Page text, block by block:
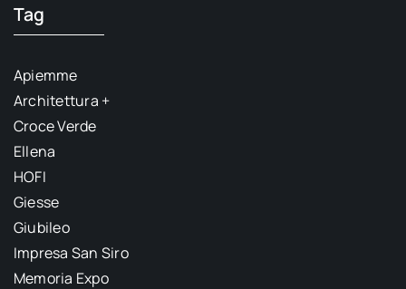
Tag
Apiemme
Architettura +
Croce Verde
Ellena
HOFI
Giesse
Giubileo
Impresa San Siro
Memoria Expo